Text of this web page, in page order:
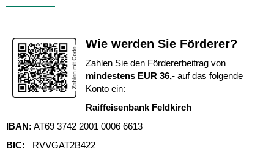
Wie werden Sie Förderer?
Zahlen Sie den Fördererbeitrag von
mindestens EUR 36,- auf das folgende
Konto ein:
Raiffeisenbank Feldkirch
IBAN: AT69 3742 2001 0006 6613
BIC:
RVVGAT2B422